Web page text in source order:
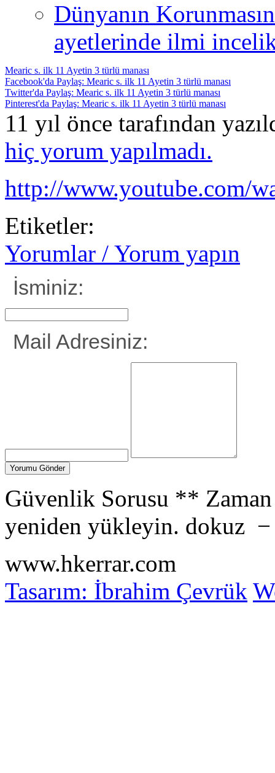
Dünyanın
ayetlerinde ilmi
Mearic s. ilk 11 Ayetin 3 türlü manası
Facebook'da Paylaş: Mearic s. ilk 11 Ayetin 3 türlü manası
Twitter'da Paylaş: Mearic s. ilk 11 Ayetin 3 türlü manası
Pinterest'da Paylaş: Mearic s. ilk 11 Ayetin 3 türlü manası
11 yıl önce tarafından
hiç yorum yapılmadı.
http://www.youtube.com/
Etiketler:
Yorumlar / Yorum yapın
İsminiz:
Mail Adresiniz:
Güvenlik Sorusu **
yeniden yükleyin. dokuz
www.hkerrar.com
Tasarım: İbrahim Çevrük